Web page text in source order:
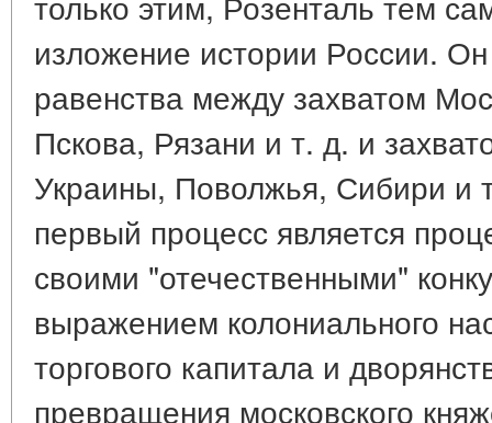
изложение истории России.
равенства между захватом
Пскова, Рязани и т. д. и
Украины, Поволжья, Сибири и
первый процесс является
своими "отечественными"
выражением колониального
торгового капитала и
превращения московского